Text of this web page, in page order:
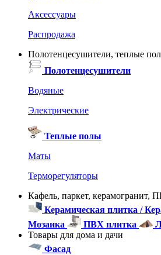
Аксессуары
Распродажа
Полотенцесушители, теплые
Полотенцесушители
Водяные
Электрические
Теплые полы
Маты
Терморегуляторы
Кафель, паркет, керамогранит,
Керамическая плитка /
Мозаика
ПВХ плитка
Товары для дома и дачи
Фасад